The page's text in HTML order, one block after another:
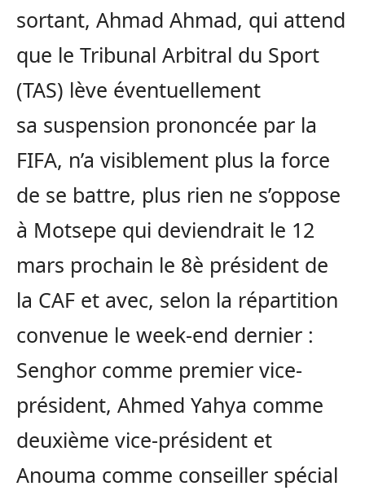
sortant, Ahmad Ahmad, qui attend
que le Tribunal Arbitral du Sport
(TAS) lève éventuellement
sa suspension prononcée par la
FIFA, n’a visiblement plus la force
de se battre, plus rien ne s’oppose
à Motsepe qui deviendrait le 12
mars prochain le 8è président de
la CAF et avec, selon la répartition
convenue le week-end dernier :
Senghor comme premier vice-
président, Ahmed Yahya comme
deuxième vice-président et
Anouma comme conseiller spécial